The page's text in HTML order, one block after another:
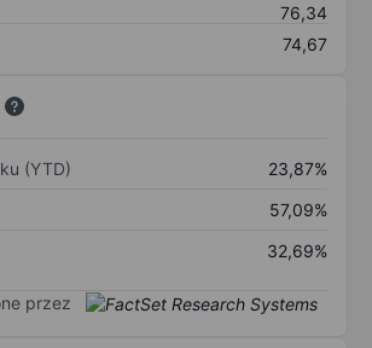
76,34
74,67
(YTD)
23,87%
57,09%
32,69%
przez